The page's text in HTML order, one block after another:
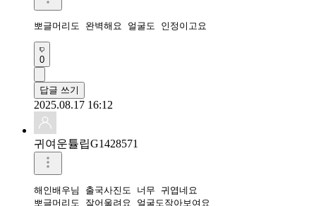
0
답글 쓰기
2025.08.17 16:12
귀여운튤립G1428571
해인배우님 출국사진도 너무 귀엽네요
뽀글머리도 잘어울려요 얼굴도작아보여요